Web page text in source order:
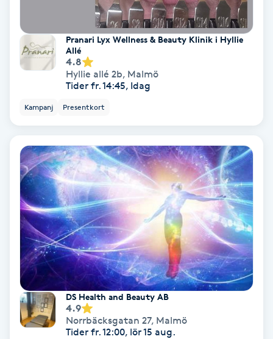
Barnklippning
BIAB
Brynformning
Brynfärgning
Brynplockning
Bröllopsuppsättning
Celluliter
Pranari Lyx Wellness & Beauty Klinik i Hyllie
Allé
4.8
Hyllie allé 2b, Malmö
Tider fr. 14:45, Idag
Kampanj Presentkort
DS Health and Beauty AB
4.9
Norrbäcksgatan 27, Malmö
Tider fr. 12:00, lör 15 aug.